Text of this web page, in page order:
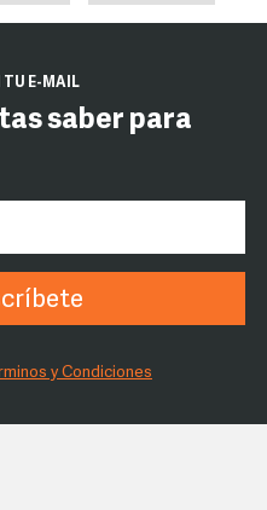
TU E-MAIL
saber para
y Condiciones